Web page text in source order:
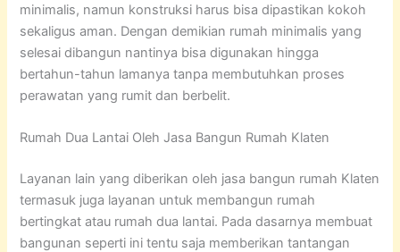
minimalis, namun konstruksi harus bisa dipastikan kokoh
sekaligus aman. Dengan demikian rumah minimalis yang
selesai dibangun nantinya bisa digunakan hingga
bertahun-tahun lamanya tanpa membutuhkan proses
perawatan yang rumit dan berbelit.
Rumah Dua Lantai Oleh Jasa Bangun Rumah Klaten
Layanan lain yang diberikan oleh jasa bangun rumah Klaten
termasuk juga layanan untuk membangun rumah
bertingkat atau rumah dua lantai. Pada dasarnya membuat
bangunan seperti ini tentu saja memberikan tantangan